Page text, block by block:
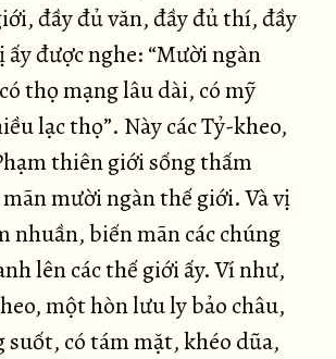
đầy đủ văn, đầy đủ thí, đầy
được nghe: “Mười ngàn
thọ mạng lâu dài, có mỹ
lạc thọ”. Này các Tỷ-kheo,
thiên giới sống thấm
mười ngàn thế giới. Và vị
nhuần, biến mãn các chúng
lên các thế giới ấy. Ví như,
một hòn lưu ly bảo châu,
suốt, có tám mặt, khéo dũa,